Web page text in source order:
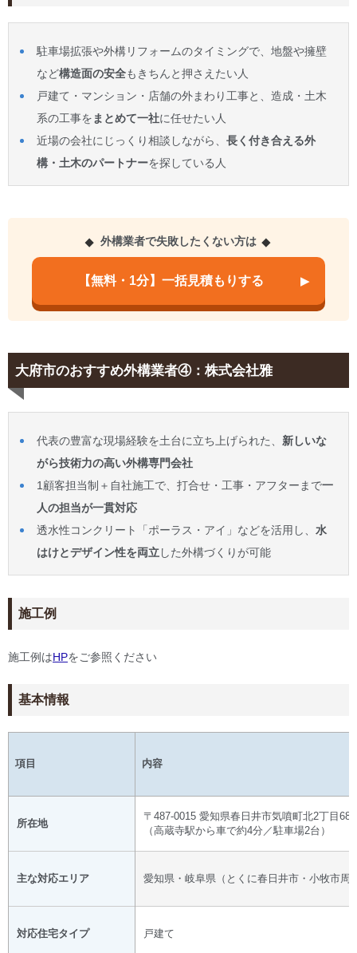
駐車場拡張や外構リフォームのタイミングで、地盤や擁壁
など構造面の安全もきちんと押さえたい人
戸建て・マンション・店舗の外まわり工事と、造成・土木
系の工事をまとめて一社に任せたい人
近場の会社にじっくり相談しながら、 長く付き合える外
構・土木のパートナーを探している人
外構業者で失敗したくない方は
【無料・1分】一括見積もりする
大府市のおすすめ外構業者④：株式会社雅
代表の豊富な現場経験を土台に立ち上げられた、 新しいな
がら技術力の高い外構専門会社
1顧客担当制＋自社施工で、打合せ・工事・アフターまで一
人の担当が一貫対応
透水性コンクリート「ポーラス・アイ」などを活用し、 水
はけとデザイン性を両立した外構づくりが可能
施工例
施工例はHPをご参照ください
基本情報
項目 内容
所在地
〒487-0015 愛知県春日井市気噴町北2丁目68
（高蔵寺駅から車で約4分／駐車場2台）
主な対応エリア 愛知県・岐阜県（とくに春日井市・小牧市周
対応住宅タイプ 戸建て